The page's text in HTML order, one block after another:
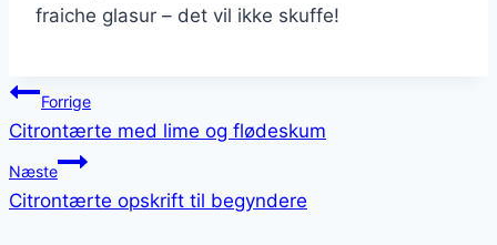
fraiche glasur – det vil ikke skuffe!
Indlægsnavigation
Forrige
Citrontærte med lime og flødeskum
Næste
Citrontærte opskrift til begyndere